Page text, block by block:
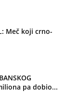
Meč koji crno-
pa dobio...